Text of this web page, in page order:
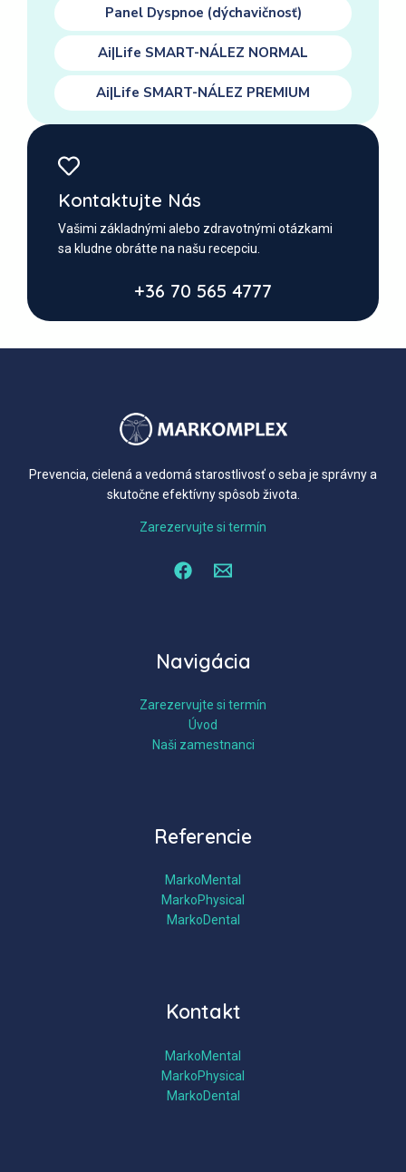
Panel Dyspnoe (dýchavičnosť)
Ai|Life SMART-NÁLEZ NORMAL
Ai|Life SMART-NÁLEZ PREMIUM
Kontaktujte Nás
Vašimi základnými alebo zdravotnými otázkami
sa kludne obrátte na našu recepciu.
+36 70 565 4777
Prevencia, cielená a vedomá starostlivosť o seba je správny a
skutočne efektívny spôsob života.
Zarezervujte si termín
Navigácia
Zarezervujte si termín
Úvod
Naši zamestnanci
Referencie
MarkoMental
MarkoPhysical
MarkoDental
Kontakt
MarkoMental
MarkoPhysical
MarkoDental